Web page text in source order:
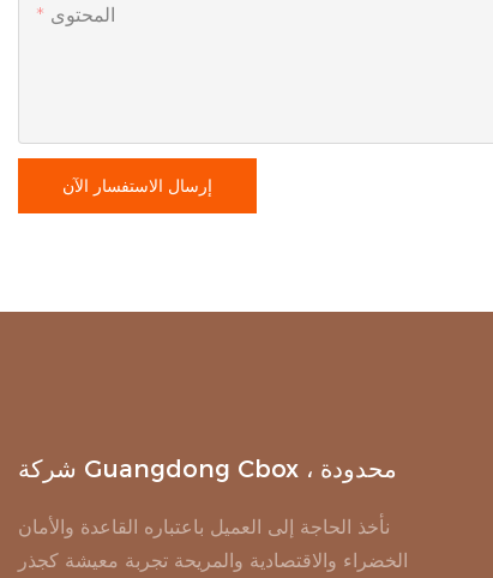
المحتوى
إرسال الاستفسار الآن
شركة Guangdong Cbox ، محدودة
نأخذ الحاجة إلى العميل باعتباره القاعدة والأمان
الخضراء والاقتصادية والمريحة تجربة معيشة كجذر